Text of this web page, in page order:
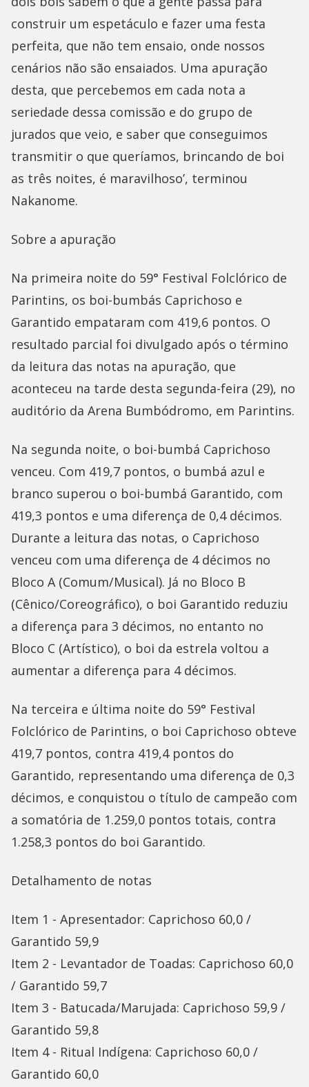
construir um espetáculo e fazer uma festa
perfeita, que não tem ensaio, onde nossos
cenários não são ensaiados. Uma apuração
desta, que percebemos em cada nota a
seriedade dessa comissão e do grupo de
jurados que veio, e saber que conseguimos
transmitir o que queríamos, brincando de boi
as três noites, é maravilhoso’, terminou
Nakanome.
Sobre a apuração
Na primeira noite do 59° Festival Folclórico de
Parintins, os boi-bumbás Caprichoso e
Garantido empataram com 419,6 pontos. O
resultado parcial foi divulgado após o término
da leitura das notas na apuração, que
aconteceu na tarde desta segunda-feira (29), no
auditório da Arena Bumbódromo, em Parintins.
Na segunda noite, o boi-bumbá Caprichoso
venceu. Com 419,7 pontos, o bumbá azul e
branco superou o boi-bumbá Garantido, com
419,3 pontos e uma diferença de 0,4 décimos.
Durante a leitura das notas, o Caprichoso
venceu com uma diferença de 4 décimos no
Bloco A (Comum/Musical). Já no Bloco B
(Cênico/Coreográfico), o boi Garantido reduziu
a diferença para 3 décimos, no entanto no
Bloco C (Artístico), o boi da estrela voltou a
aumentar a diferença para 4 décimos.
Na terceira e última noite do 59° Festival
Folclórico de Parintins, o boi Caprichoso obteve
419,7 pontos, contra 419,4 pontos do
Garantido, representando uma diferença de 0,3
décimos, e conquistou o título de campeão com
a somatória de 1.259,0 pontos totais, contra
1.258,3 pontos do boi Garantido.
Detalhamento de notas
Item 1 - Apresentador: Caprichoso 60,0 /
Garantido 59,9
Item 2 - Levantador de Toadas: Caprichoso 60,0
/ Garantido 59,7
Item 3 - Batucada/Marujada: Caprichoso 59,9 /
Garantido 59,8
Item 4 - Ritual Indígena: Caprichoso 60,0 /
Garantido 60,0